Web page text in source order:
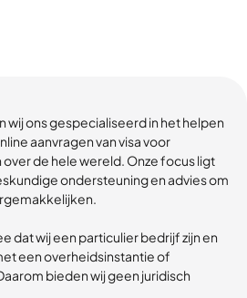
wij ons gespecialiseerd in het helpen
aanvragen van visa voor
de hele wereld. Onze focus ligt
ondersteuning en advies om
dat wij een particulier bedrijf zijn en
een overheidsinstantie of
bieden wij geen juridisch